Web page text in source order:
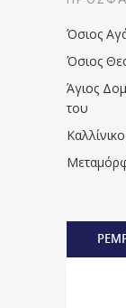
Όσιος
Όσιος
Άγιος
του